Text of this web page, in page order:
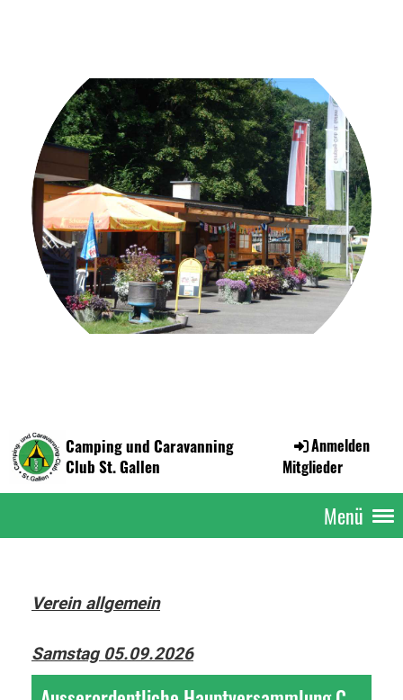
Camping und Caravanning
Club St. Gallen
Anmelden
Mitglieder
Menü
Verein allgemein
Samstag 05.09.2026